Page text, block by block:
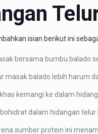
isian berikut ini
bersama bumbu balado
masak balado lebih harum
kemangi ke dalam
dalam hidangan
sumber protein ini